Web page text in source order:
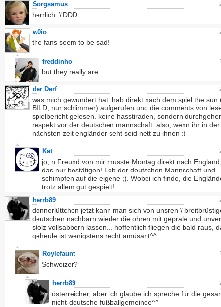
Sorgsamus
herrlich :\'DDD
w0io
the fans seem to be sad!
freddinho
but they really are...
der Derf
was mich gewundert hat: hab direkt nach dem spiel the sun
BILD, nur schlimmer) aufgerufen und die comments von
spielbericht gelesen. keine hasstiraden, sondern
respekt vor der deutschen mannschaft. also, wenn ihr in der
nächsten zeit engländer seht seid nett zu ihnen :)
Kat
jo, n Freund von mir musste Montag direkt nach
das nur bestätigen! Lob der deutschen Mannschaft und
schimpfen auf die eigene ;). Wobei ich finde, die
trotz allem gut gespielt!
herrb89
donnerlüttchen jetzt kann man sich von unsren
deutschen nachbarn wieder die ohren mit geprale und
stolz vollsabbern lassen... hoffentlich fliegen die bald raus,
geheule ist wenigstens recht amüsant^^
Roylefaunt
Schweizer?
herrb89
österreicher, aber ich glaube ich spreche für die
nicht-deutsche fußballgemeinde^^